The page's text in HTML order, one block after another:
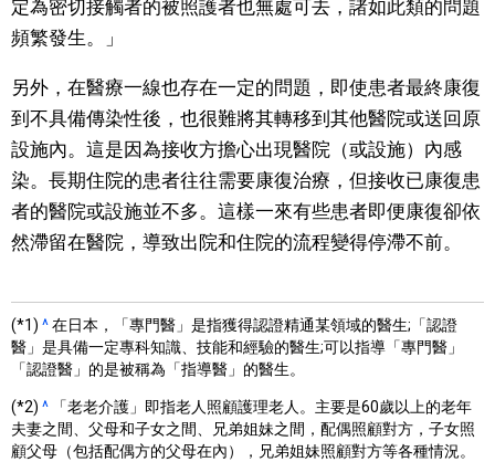
定為密切接觸者的被照護者也無處可去，諸如此類的問題
頻繁發生。」
另外，在醫療一線也存在一定的問題，即使患者最終康復
到不具備傳染性後，也很難將其轉移到其他醫院或送回原
設施內。這是因為接收方擔心出現醫院（或設施）內感
染。長期住院的患者往往需要康復治療，但接收已康復患
者的醫院或設施並不多。這樣一來有些患者即便康復卻依
然滯留在醫院，導致出院和住院的流程變得停滯不前。
(*1) ^在日本，「專門醫」是指獲得認證精通某領域的醫生;「認證
醫」是具備一定專科知識、技能和經驗的醫生;可以指導「專門醫」
「認證醫」的是被稱為「指導醫」的醫生。
(*2) ^「老老介護」即指老人照顧護理老人。主要是60歲以上的老年
夫妻之間、父母和子女之間、兄弟姐妹之間，配偶照顧對方，子女照
顧父母（包括配偶方的父母在內），兄弟姐妹照顧對方等各種情況。